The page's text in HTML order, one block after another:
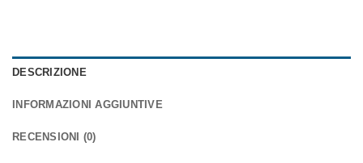
DESCRIZIONE
INFORMAZIONI AGGIUNTIVE
RECENSIONI (0)